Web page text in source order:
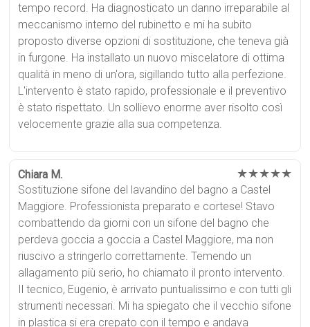
tempo record. Ha diagnosticato un danno irreparabile al
meccanismo interno del rubinetto e mi ha subito
proposto diverse opzioni di sostituzione, che teneva già
in furgone. Ha installato un nuovo miscelatore di ottima
qualità in meno di un'ora, sigillando tutto alla perfezione.
L'intervento è stato rapido, professionale e il preventivo
è stato rispettato. Un sollievo enorme aver risolto così
velocemente grazie alla sua competenza.
Chiara M. ★★★★★
Sostituzione sifone del lavandino del bagno a Castel
Maggiore. Professionista preparato e cortese! Stavo
combattendo da giorni con un sifone del bagno che
perdeva goccia a goccia a Castel Maggiore, ma non
riuscivo a stringerlo correttamente. Temendo un
allagamento più serio, ho chiamato il pronto intervento.
Il tecnico, Eugenio, è arrivato puntualissimo e con tutti gli
strumenti necessari. Mi ha spiegato che il vecchio sifone
in plastica si era crepato con il tempo e andava